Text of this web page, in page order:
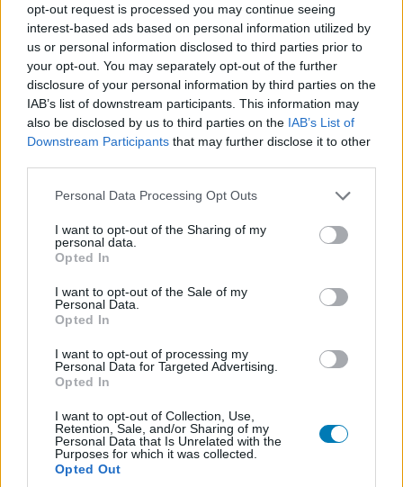
opt-out request is processed you may continue seeing
interest-based ads based on personal information utilized by
us or personal information disclosed to third parties prior to
your opt-out. You may separately opt-out of the further
disclosure of your personal information by third parties on the
IAB’s list of downstream participants. This information may
also be disclosed by us to third parties on the IAB’s List of
Downstream Participants that may further disclose it to other
Please note that this website/app uses one or more Google
not limited to your visit or usage behaviour. You may click to
grant or deny consent to Google and its third-party tags to
use your data for below specified purposes in below Google
consent section.
Personal Data Processing Opt Outs
I want to opt-out of the Sharing of my
personal data.
Opted In
I want to opt-out of the Sale of my
Personal Data.
Opted In
I want to opt-out of processing my
Personal Data for Targeted Advertising.
Opted In
I want to opt-out of Collection, Use,
Retention, Sale, and/or Sharing of my
Personal Data that Is Unrelated with the
Purposes for which it was collected.
Opted Out
Feliratkozom
Utolsó támadás
Mindent figyelembe véve kijelenthető, hogy a FIFA 23 egy
kifejezetten jó játék lett, ha el tudjuk engedni, hogy már
nagyon jól néz ki, sokkal életszerűbb lett a dinamika is, a
csomagnyitogatás pedig még addiktívabb a felfele
pörgő OVR értékeléstől.